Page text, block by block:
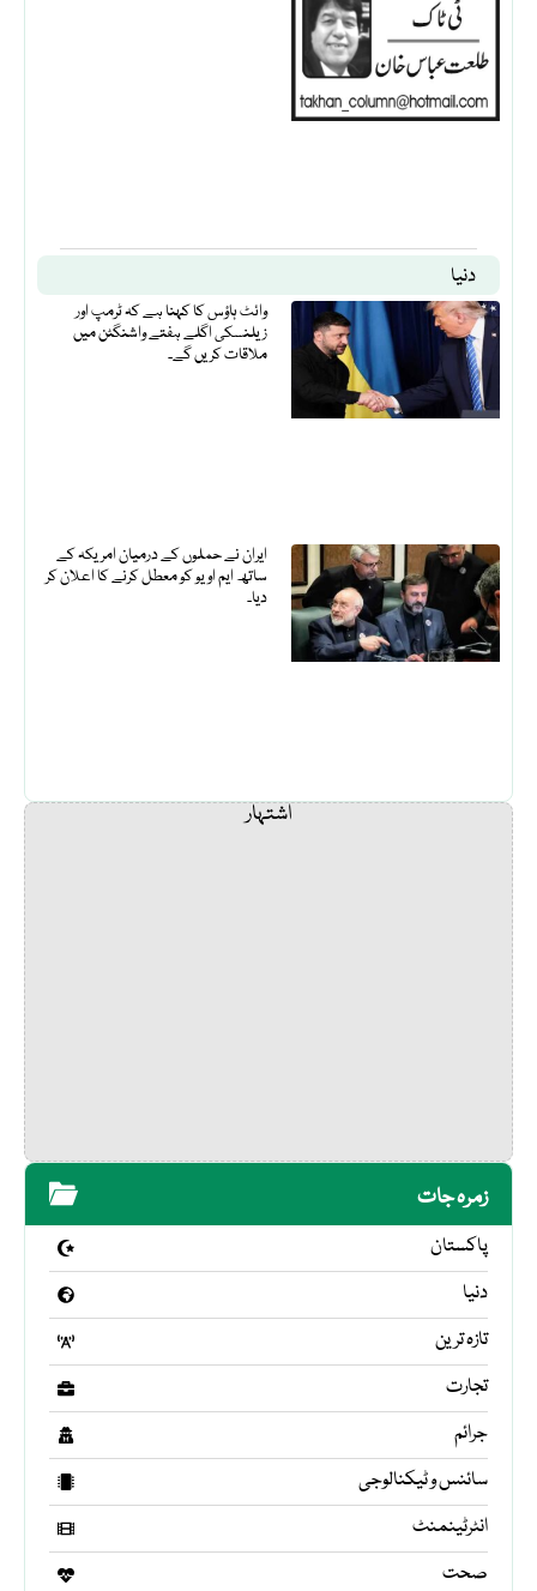
دنیا
وائٹ ہاؤس کا کہنا ہے کہ ٹرمپ اور
زیلنسکی اگلے ہفتے واشنگٹن میں
ملاقات کریں گے۔
ایران نے حملوں کے درمیان امریکہ کے
ساتھ ایم او یو کو معطل کرنے کا اعلان کر
دیا۔
اشتہار
زمرہ جات
پاکستان
دنیا
تازہ ترین
تجارت
جرائم
سائنس و ٹیکنالوجی
انٹرٹینمنٹ
صحت